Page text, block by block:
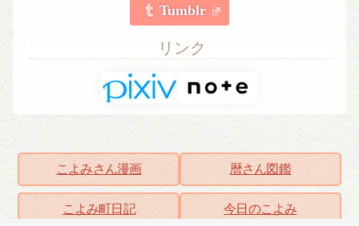
Tumblr
リンク
こよみさん漫画 暦さん図鑑
こよみ町日記 今日のこよみ